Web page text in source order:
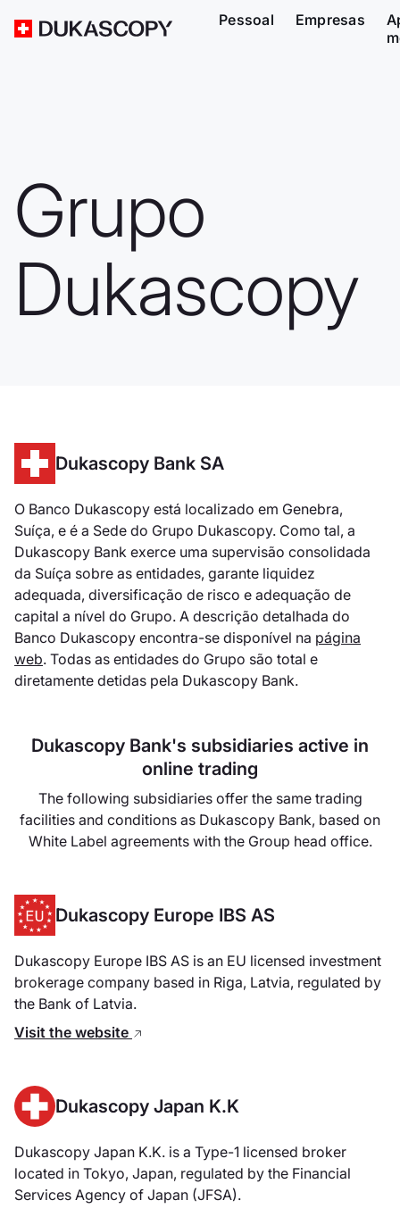
Pessoal Empresas
Grupo
Dukascopy
Dukascopy Bank SA
O Banco Dukascopy está localizado em Genebra,
Suíça, e é a Sede do Grupo Dukascopy. Como tal, a
Dukascopy Bank exerce uma supervisão consolidada
da Suíça sobre as entidades, garante liquidez
adequada, diversificação de risco e adequação de
capital a nível do Grupo. A descrição detalhada do
Banco Dukascopy encontra-se disponível na página
web. Todas as entidades do Grupo são total e
diretamente detidas pela Dukascopy Bank.
Dukascopy Bank's subsidiaries active in
online trading
The following subsidiaries offer the same trading
facilities and conditions as Dukascopy Bank, based on
White Label agreements with the Group head office.
Dukascopy Europe IBS AS
Dukascopy Europe IBS AS is an EU licensed investment
brokerage company based in Riga, Latvia, regulated by
the Bank of Latvia.
Visit the website
Dukascopy Japan K.K
Dukascopy Japan K.K. is a Type-1 licensed broker
located in Tokyo, Japan, regulated by the Financial
Services Agency of Japan (JFSA).